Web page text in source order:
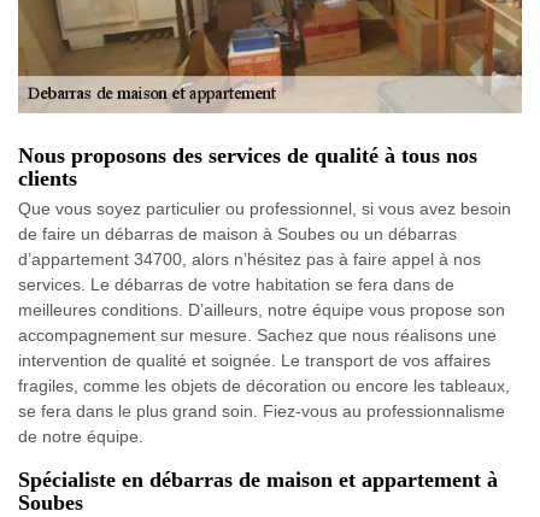
Nous proposons des services de qualité à tous nos
clients
Que vous soyez particulier ou professionnel, si vous avez besoin
de faire un débarras de maison à Soubes ou un débarras
d’appartement 34700, alors n’hésitez pas à faire appel à nos
services. Le débarras de votre habitation se fera dans de
meilleures conditions. D’ailleurs, notre équipe vous propose son
accompagnement sur mesure. Sachez que nous réalisons une
intervention de qualité et soignée. Le transport de vos affaires
fragiles, comme les objets de décoration ou encore les tableaux,
se fera dans le plus grand soin. Fiez-vous au professionnalisme
de notre équipe.
Spécialiste en débarras de maison et appartement à
Soubes